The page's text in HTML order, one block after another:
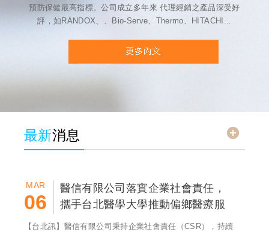
預防保健最高指標。公司成立多年來 代理經銷之產品深受好
評，如RANDOX、、Bio-Serve、Thermo、HITACHI...
最新消息
MAR
06
醫信有限公司落實企業社會責任，
攜手台北醫學大學推動偏鄉醫療服
務
【台北訊】醫信有限公司秉持企業社會責任（CSR），持續